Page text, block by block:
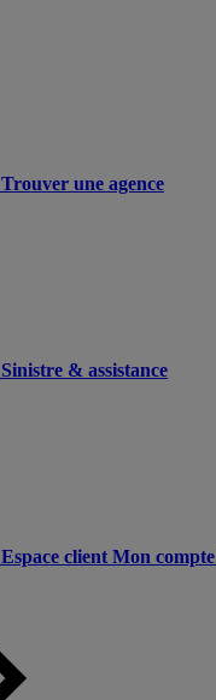
Trouver une agence
Sinistre & assistance
Espace client Mon compte